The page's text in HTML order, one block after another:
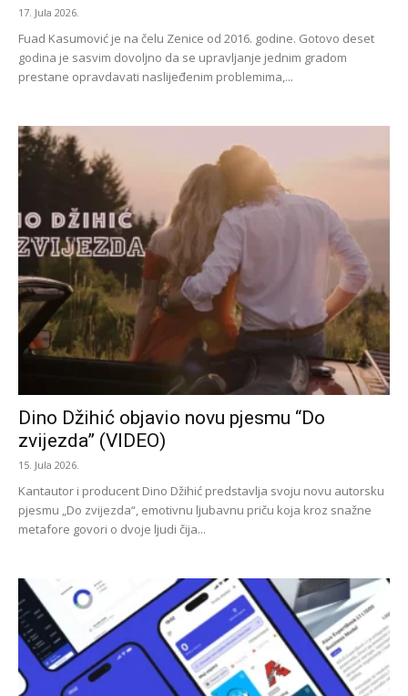
17. Jula 2026.
Fuad Kasumović je na čelu Zenice od 2016. godine. Gotovo deset
godina je sasvim dovoljno da se upravljanje jednim gradom
prestane opravdavati naslijeđenim problemima,...
Dino Džihić objavio novu pjesmu “Do
zvijezda” (VIDEO)
15. Jula 2026.
Kantautor i producent Dino Džihić predstavlja svoju novu autorsku
pjesmu „Do zvijezda“, emotivnu ljubavnu priču koja kroz snažne
metafore govori o dvoje ljudi čija...